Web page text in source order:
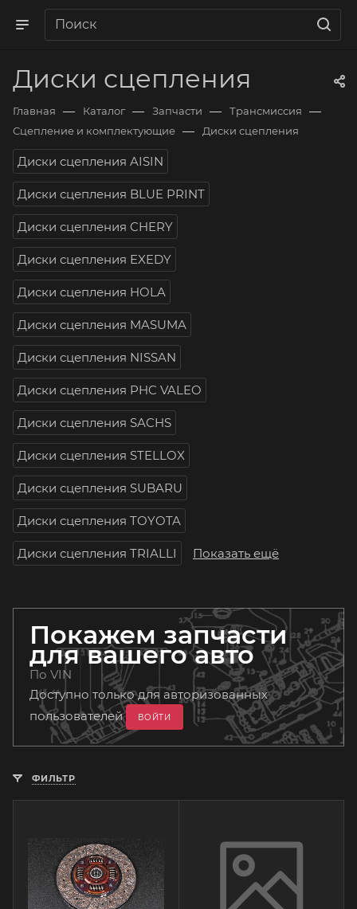
Диски сцепления
Главная — Каталог — Запчасти — Трансмиссия —
Сцепление и комплектующие — Диски сцепления
Диски сцепления AISIN
Диски сцепления BLUE PRINT
Диски сцепления CHERY
Диски сцепления EXEDY
Диски сцепления HOLA
Диски сцепления MASUMA
Диски сцепления NISSAN
Диски сцепления PHC VALEO
Диски сцепления SACHS
Диски сцепления STELLOX
Диски сцепления SUBARU
Диски сцепления TOYOTA
Диски сцепления TRIALLI Показать ещё
Покажем запчасти
для вашего авто
По VIN
Доступно только для авторизованных
пользователей
ВОЙТИ
ФИЛЬТР